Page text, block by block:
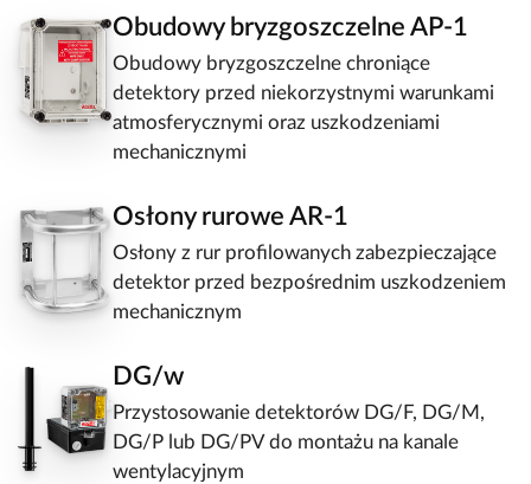
Obudowy bryzgoszczelne AP-1
Obudowy bryzgoszczelne chroniące
detektory przed niekorzystnymi warunkami
atmosferycznymi oraz uszkodzeniami
mechanicznymi
Osłony rurowe AR-1
Osłony z rur profilowanych zabezpieczające
detektor przed bezpośrednim uszkodzeniem
mechanicznym
DG/w
Przystosowanie detektorów DG/F, DG/M,
DG/P lub DG/PV do montażu na kanale
wentylacyjnym